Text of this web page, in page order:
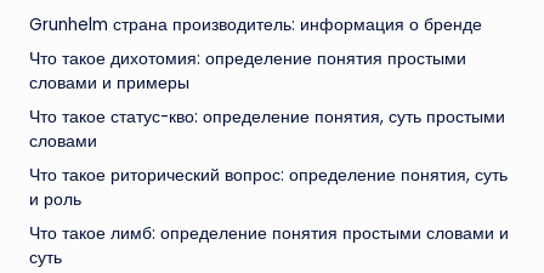
Grunhelm страна производитель: информация о бренде
Что такое дихотомия: определение понятия простыми
словами и примеры
Что такое статус-кво: определение понятия, суть простыми
словами
Что такое риторический вопрос: определение понятия, суть
и роль
Что такое лимб: определение понятия простыми словами и
суть